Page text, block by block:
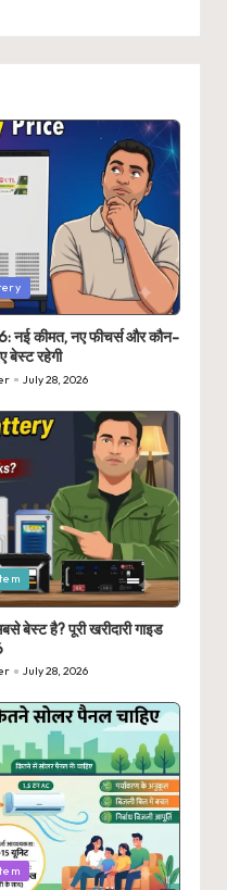
कीमत, नए फीचर्स और कौन-
बेस्ट रहेगी
July 28, 2026
बेस्ट है? पूरी खरीदारी गाइड
July 28, 2026